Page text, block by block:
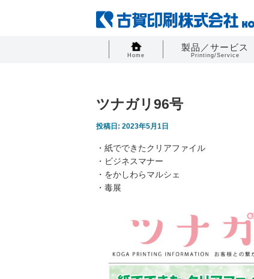
Home
製品／サービス
Printing/Service
ツナガリ96号
投稿日: 2023年5月1日
・紙でできたクリアファイル
・ビジネスマナー
・をかしわらマルシェ
・毒展